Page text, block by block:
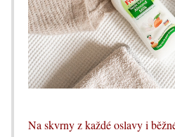
Na skvrny z každé oslavy i